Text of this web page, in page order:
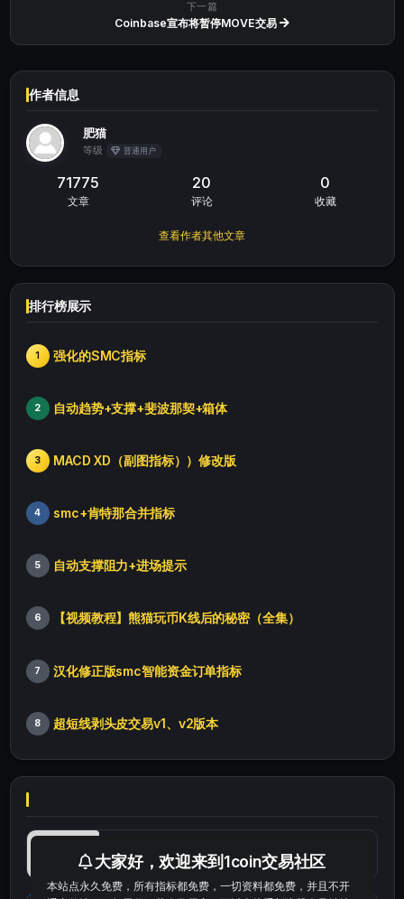
下一篇
Coinbase宣布将暂停MOVE交易
作者信息
肥猫
等级 普通用户
71775
文章
20
评论
0
收藏
查看作者其他文章
排行榜展示
1 强化的SMC指标
2 自动趋势+支撑+斐波那契+箱体
3 MACD XD（副图指标））修改版
4 smc+肯特那合并指标
5 自动支撑阻力+进场提示
6 【视频教程】熊猫玩币K线后的秘密（全集）
7 汉化修正版smc智能资金订单指标
8 超短线剥头皮交易v1、v2版本
大家好，欢迎来到1coin交易社区
本站点永久免费，所有指标都免费，一切资料都免费，并且不开